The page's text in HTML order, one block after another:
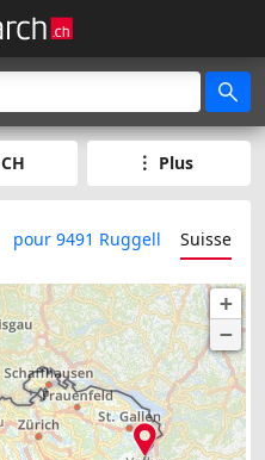
CH Plus
pour 9491 Ruggell Suisse
+
−